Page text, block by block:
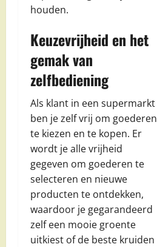
houden.
Keuzevrijheid en het
gemak van
zelfbediening
Als klant in een supermarkt
ben je zelf vrij om goederen
te kiezen en te kopen. Er
wordt je alle vrijheid
gegeven om goederen te
selecteren en nieuwe
producten te ontdekken,
waardoor je gegarandeerd
zelf een mooie groente
uitkiest of de beste kruiden